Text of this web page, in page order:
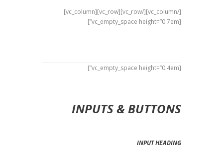
[/vc_column][/vc_row][vc_row][vc_column]
[vc_empty_space height=”0.7em”]
[vc_empty_space height=”0.4em”]
INPUTS & BUTTONS
INPUT HEADING